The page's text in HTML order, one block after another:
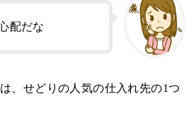
配だな
は、せどりの人気の仕入れ先の1つ